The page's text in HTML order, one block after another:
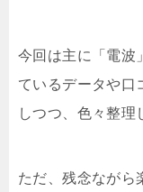
今回は主に「電波
ているデータや口
しつつ、色々整理
ただ、残念ながら